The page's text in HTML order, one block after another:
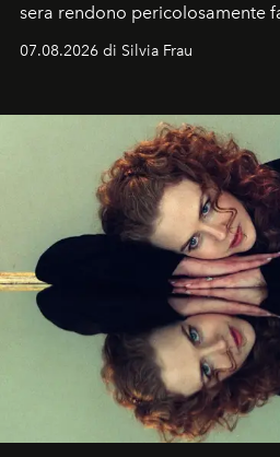
sera rendono pericolosamente
07.08.2026 di Silvia Frau